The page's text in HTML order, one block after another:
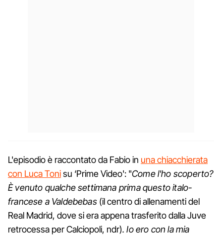
L'episodio è raccontato da Fabio in una chiacchierata
con Luca Tonisu ‘Prime Video': "Come l'ho scoperto?
È venuto qualche settimana prima questo italo-
francese a Valdebebas(il centro di allenamenti del
Real Madrid, dove si era appena trasferito dalla Juve
retrocessa per Calciopoli, ndr). Io ero con la mia